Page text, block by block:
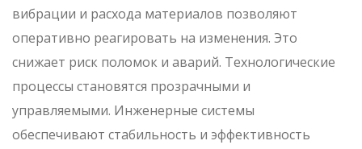
вибрации и расхода материалов позволяют
оперативно реагировать на изменения. Это
снижает риск поломок и аварий. Технологические
процессы становятся прозрачными и
управляемыми. Инженерные системы
обеспечивают стабильность и эффективность